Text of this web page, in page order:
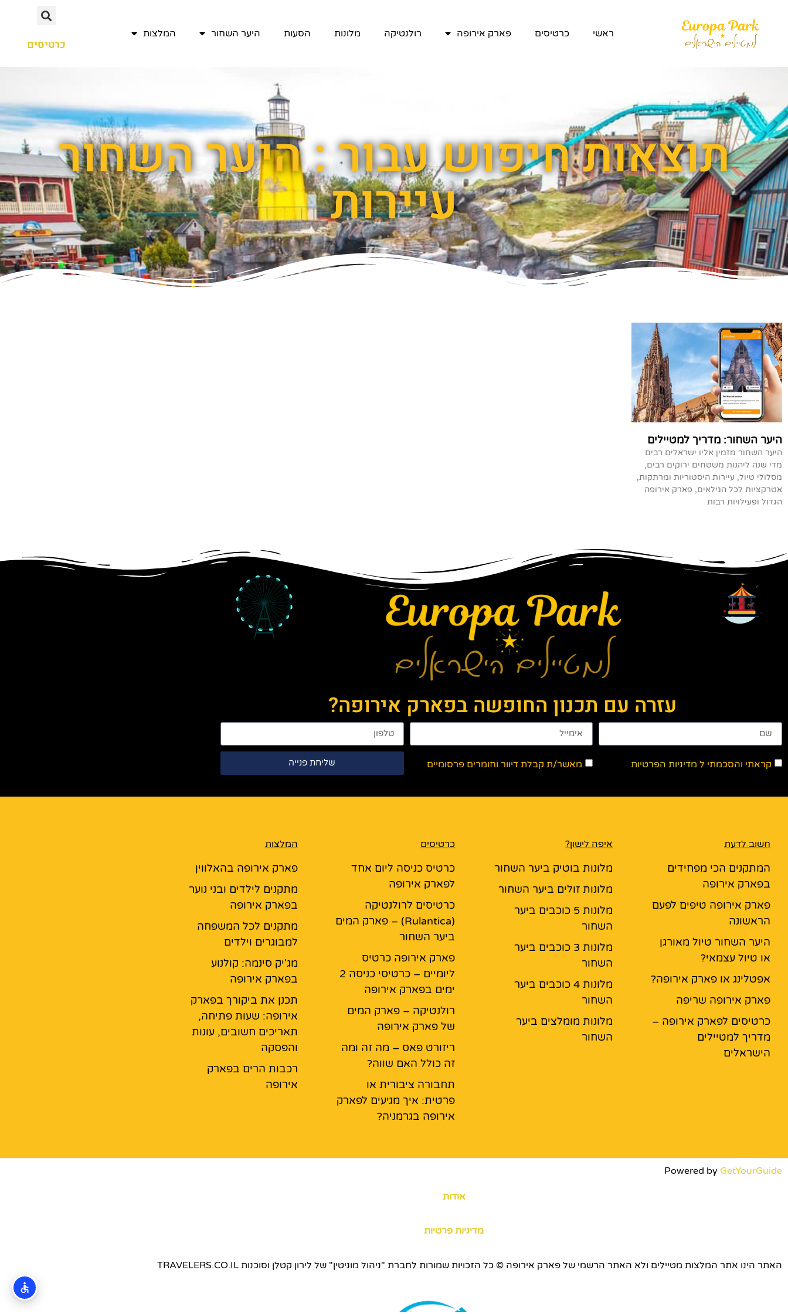
ראשי כרטיסים פארק אירופה רולנטיקה מלונות הסעות היער השחור המלצות
כרטיסים
תוצאות חיפוש עבור : היער השחור
עיירות
היער השחור: מדריך למטיילים
היער השחור מזמין אליו ישראלים רבים
מדי שנה ליהנות משטחים ירוקים רבים,
מסלולי טיול, עיירות היסטוריות ומרתקות,
אטרקציות לכל הגילאים, פארק אירופה
הגדול ופעילויות רבות
עזרה עם תכנון החופשה בפארק אירופה?
קראתי והסכמתי ל מדיניות הפרטיות מאשר/ת קבלת דיוור וחומרים פרסומיים שליחת פנייה
חשוב לדעת
המתקנים הכי מפחידים
בפארק אירופה
פארק אירופה טיפים לפעם
הראשונה
היער השחור טיול מאורגן
או טיול עצמאי?
אפטלינג או פארק אירופה?
פארק אירופה שריפה
כרטיסים לפארק אירופה –
מדריך למטיילים
הישראלים
איפה לישון?
מלונות בוטיק ביער השחור
מלונות זולים ביער השחור
מלונות 5 כוכבים ביער
השחור
מלונות 3 כוכבים ביער
השחור
מלונות 4 כוכבים ביער
השחור
מלונות מומלצים ביער
השחור
כרטיסים
כרטיס כניסה ליום אחד
לפארק אירופה
כרטיסים לרולנטיקה
(Rulantica) – פארק המים
ביער השחור
פארק אירופה כרטיס
ליומיים – כרטיסי כניסה 2
ימים בפארק אירופה
רולנטיקה – פארק המים
של פארק אירופה
ריזורט פאס – מה זה ומה
זה כולל האם שווה?
תחבורה ציבורית או
פרטית: איך מגיעים לפארק
אירופה בגרמניה?
המלצות
פארק אירופה בהאלווין
מתקנים לילדים ובני נוער
בפארק אירופה
מתקנים לכל המשפחה
למבוגרים וילדים
מג'יק סינמה: קולנוע
בפארק אירופה
תכנן את ביקורך בפארק
אירופה: שעות פתיחה,
תאריכים חשובים, עונות
והפסקה
רכבות הרים בפארק
אירופה
Powered by GetYourGuide
אודות
מדיניות פרטיות
האתר הינו אתר המלצות מטיילים ולא האתר הרשמי של פארק אירופה © כל הזכויות שמורות לחברת "ניהול מוניטין" של לירון קטלן וסוכנות TRAVELERS.CO.IL